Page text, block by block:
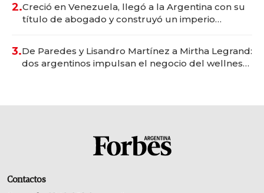
2.Creció en Venezuela, llegó a la Argentina con su
título de abogado y construyó un imperio
3.De Paredes y Lisandro Martínez a Mirtha Legrand:
dos argentinos impulsan el negocio del wellness
Contactos